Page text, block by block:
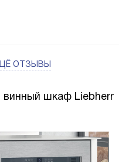
в этом мне еще надо
ОТЗЫВЫ
шкаф Liebherr